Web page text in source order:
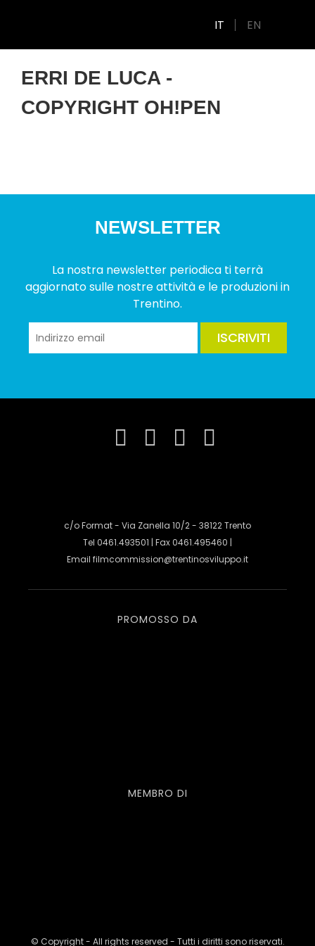
IT EN
ERRI DE LUCA -
COPYRIGHT OH!PEN
NEWSLETTER
La nostra newsletter periodica ti terrà
aggiornato sulle nostre attività e le produzioni in
Trentino.
ISCRIVITI
c/o Format - Via Zanella 10/2 - 38122 Trento
Tel 0461.493501 | Fax 0461.495460 |
Email filmcommission@trentinosviluppo.it
PROMOSSO DA
MEMBRO DI
© Copyright - All rights reserved - Tutti i diritti sono riservati.